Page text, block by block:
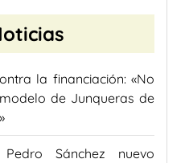
la financiación: «No
de Junqueras de
Sánchez nuevo